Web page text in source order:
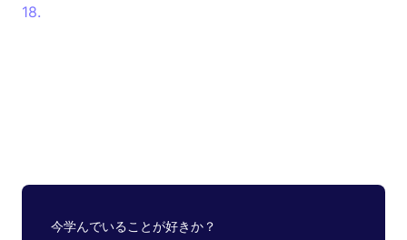
18.
今学んでいることが好きか？